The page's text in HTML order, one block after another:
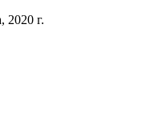
2020 г.